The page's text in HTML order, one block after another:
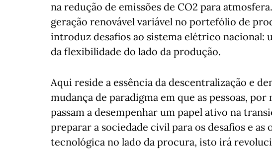
na redução de emissões de CO2 para
geração renovável variável no portefólio de
introduz desafios ao sistema elétrico nacional:
da flexibilidade do lado da produção.
Aqui reside a essência da descentralização e
mudança de paradigma em que as pessoas,
passam a desempenhar um papel ativo na
preparar a sociedade civil para os desafios e
tecnológica no lado da procura, isto irá